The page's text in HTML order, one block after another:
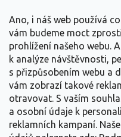
Ano, i náš web používá
vám budeme moct
prohlížení našeho webu.
k analýze návštěvnosti,
s přizpůsobením webu a
vám zobrazí takové
otravovat. S vaším
a osobní údaje k
reklamních kampaní.
Vše o nákupu
Informace pro Vás
Kontakujte nás